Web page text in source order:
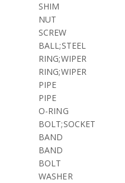
SHIM
NUT
SCREW
BALL;STEEL
RING;WIPER
RING;WIPER
PIPE
PIPE
O-RING
BOLT;SOCKET
BAND
BAND
BOLT
WASHER